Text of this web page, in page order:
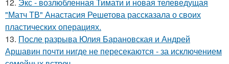
"Матч ТВ" Анастасия Решетова рассказала о своих
пластических операциях.
13. После разрыва Юлия Барановская и Андрей
Аршавин почти нигде не пересекаются - за исключением